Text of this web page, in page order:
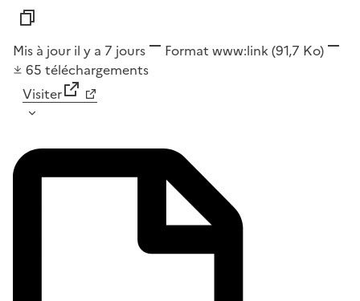
Mis à jour il y a 7 jours Format www:link (91,7 Ko)
65 téléchargements
Visiter